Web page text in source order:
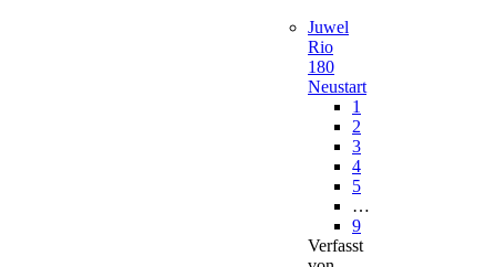
Juwel
Rio
180
Neustart
1
2
3
4
5
…
9
Verfasst